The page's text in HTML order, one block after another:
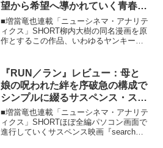
望から希望へ導かれていく青春群
像劇
■増當竜也連載「ニューシネマ・アナリテ
ィクス」SHORT柳内大樹の同名漫画を原
作とするこの作品、いわゆるヤンキーも
な若者たちならではの連帯や友情といっ
た要素を丁寧に描い...
『RUN／ラン』レビュー：母と
娘の呪われた絆を序破急の構成で
シンプルに綴るサスペンス・スリ
ラーの快作！
■増當竜也連載「ニューシネマ・アナリテ
ィクス」SHORTほぼ全編パソコン画面で
進行していくサスペンス映画『search／